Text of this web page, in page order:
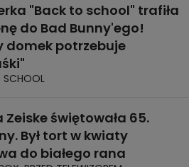
"Back to school" trafiła
do Bad Bunny'ego!
domek potrzebuje
SCHOOL
Zeiske świętowała 65.
Był tort w kwiaty
do białego rana